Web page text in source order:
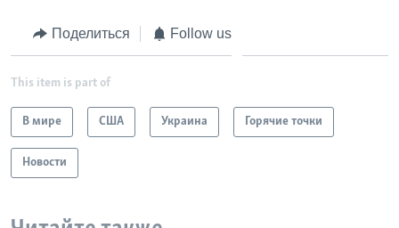
Поделиться Follow us
This item is part of
В мире США Украина Горячие точки
Новости